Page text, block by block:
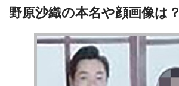
野原沙織の本名や顔画像は？